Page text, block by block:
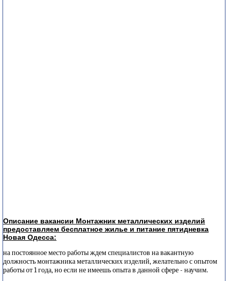
Описание вакансии Монтажник металлических изделий
предоставляем бесплатное жилье и питание пятидневка
Новая Одесса:
на постоянное место работы ждем специалистов на вакантную
должность монтажника металлических изделий, желательно с опытом
работы от 1 года, но если не имеешь опыта в данной сфере - научим.